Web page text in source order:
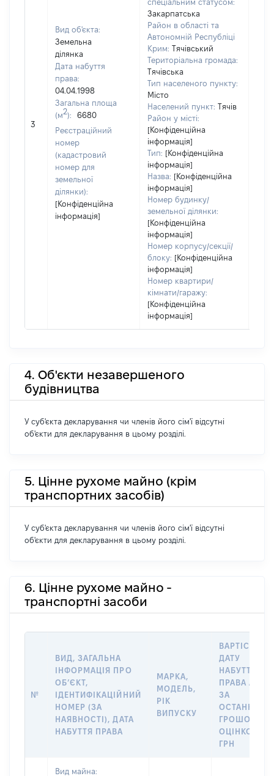
3
Вид об'єкта:
Земельна
ділянка
Дата набуття
права:
04.04.1998
Загальна площа
(м2):
6680
Реєстраційний
номер
(кадастровий
номер для
земельної
ділянки):
[Конфіденційна
інформація]
спеціальним статусом:
Закарпатська
Район в області та
Автономній Республіці
Крим: Тячівський
Територіальна громада:
Тячівська
Тип населеного пункту:
Місто
Населений пункт: Тячів
Район у місті:
[Конфіденційна
інформація]
Тип: [Конфіденційна
інформація]
Назва: [Конфіденційна
інформація]
Номер будинку/
земельної ділянки:
[Конфіденційна
інформація]
Номер корпусу/секції/
блоку: [Конфіденційна
інформація]
Номер квартири/
кімнати/гаражу:
[Конфіденційна
інформація]
4. Об'єкти незавершеного
будівництва
У суб'єкта декларування чи членів його сім'ї відсутні
об'єкти для декларування в цьому розділі.
5. Цінне рухоме майно (крім
транспортних засобів)
У суб'єкта декларування чи членів його сім'ї відсутні
об'єкти для декларування в цьому розділі.
6. Цінне рухоме майно -
транспортні засоби
№
ВИД, ЗАГАЛЬНА
ІНФОРМАЦІЯ ПРО
ОБʼЄКТ,
ІДЕНТИФІКАЦІЙНИЙ
НОМЕР (ЗА
НАЯВНОСТІ), ДАТА
НАБУТТЯ ПРАВА
МАРКА,
МОДЕЛЬ,
РІК
ВИПУСКУ
ВАРТІСТЬ НА
ДАТУ
НАБУТТЯ
ПРАВА АБО
ЗА
ГРОШОВОЮ
ОЦІНКОЮ,
ГРН
Вид майна: